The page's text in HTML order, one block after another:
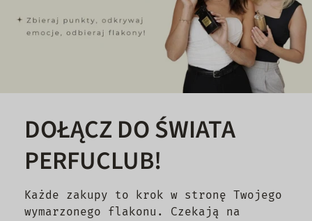
DOŁĄCZ DO ŚWIATA
PERFUCLUB!
Każde zakupy to krok w stronę Twojego
wymarzonego flakonu. Czekają na